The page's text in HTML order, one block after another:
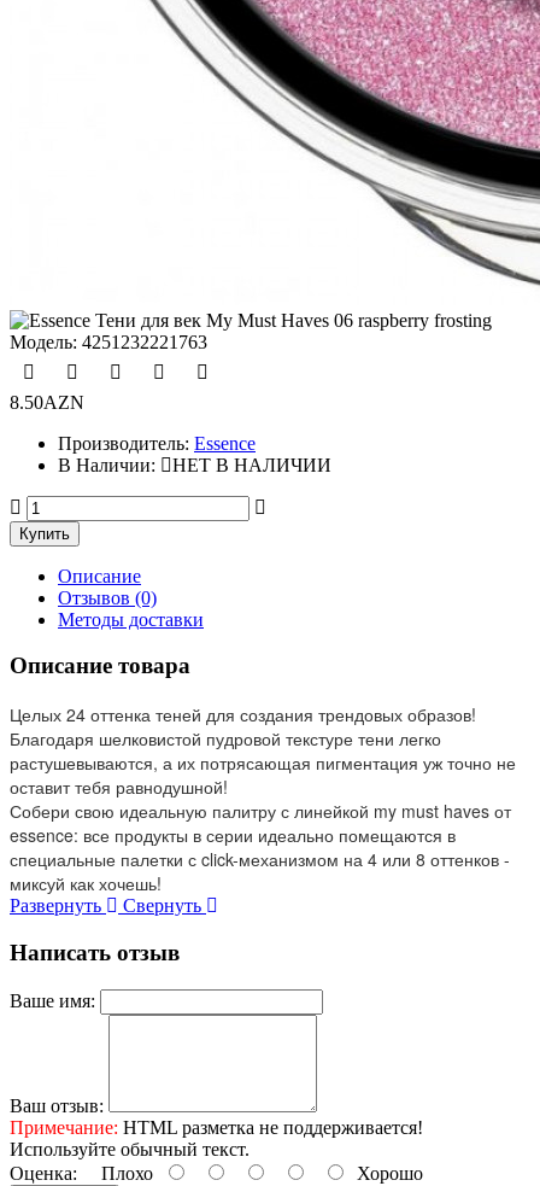
Модель: 4251232221763
8.50AZN
Производитель: Essence
В Наличии:
НЕТ В НАЛИЧИИ
Описание
Отзывов (0)
Методы доставки
Описание товара
Целых 24 оттенка теней для создания трендовых образов!
Благодаря шелковистой пудровой текстуре тени легко
растушевываются, а их потрясающая пигментация уж точно не
оставит тебя равнодушной!
Собери свою идеальную палитру с линейкой my must haves от
essence: все продукты в серии идеально помещаются в
специальные палетки с click-механизмом на 4 или 8 оттенков -
миксуй как хочешь!
Развернуть Свернуть
Написать отзыв
Ваше имя:
Ваш отзыв:
Примечание: HTML разметка не поддерживается!
Используйте обычный текст.
Оценка: Плохо Хорошо